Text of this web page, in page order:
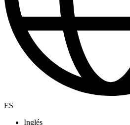
ES
Inglés